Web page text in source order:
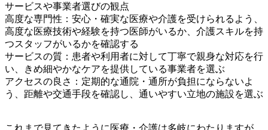
サービスや事業者選びの観点
高度な専門性：安心・確実な医療や介護を受けられるよう、
高度な医療技術や経験を持つ医師がいるか、介護スキルを持
つスタッフがいるかを確認する
サービスの質：患者や利用者に対して丁寧で親身な対応を行
い、きめ細やかなケアを提供している事業者を選ぶ
アクセスの良さ：定期的な通院・通所が負担にならないよ
う、距離や交通手段を確認し、通いやすい立地の施設を選ぶ
これまで見てきたように医療・介護は多岐にわたりますが、